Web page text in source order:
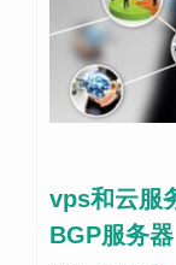
vps和云服
BGP服务器